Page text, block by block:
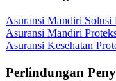
Asuransi Mandiri Solusi
Asuransi Mandiri
Asuransi Kesehatan
Perlindungan